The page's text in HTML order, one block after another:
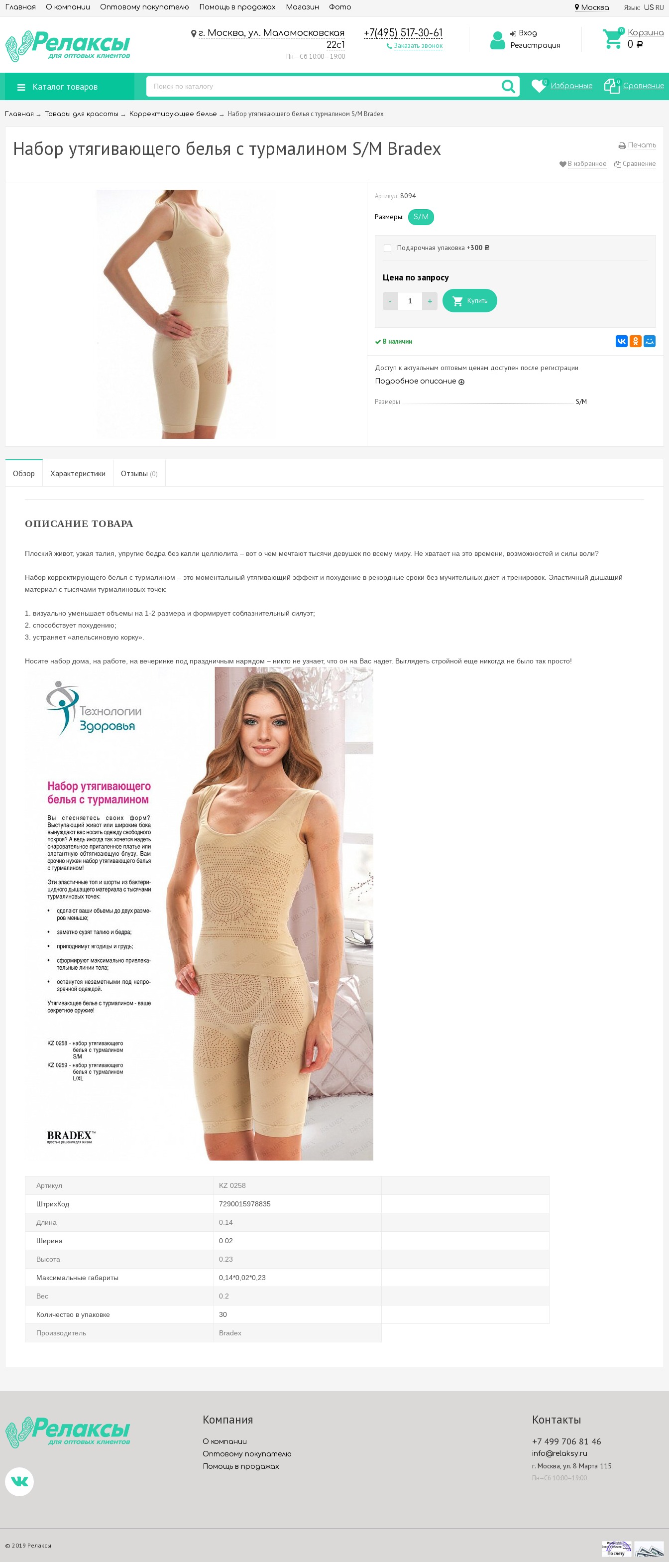
Москва Язык: US RU
Главная О компании Оптовому покупателю Помощь в продажах Магазин Фото
г. Москва, ул. Маломосковская
22с1
Пн—Сб 10:00—19:00
+7(495) 517-30-61
Заказать звонок
Вход
Регистрация
0 Корзина
0 Р
Каталог товаров 0 Избранные 0 Сравнение
Главная → Товары для красоты → Корректирующее белье → Набор утягивающего белья с турмалином S/M Bradex
Печать
Набор утягивающего белья с турмалином S/M Bradex
В избранное Сравнение
Артикул: 8094
Размеры: S/M
Подарочная упаковка +300 Р
Цена по запросу
- + Купить
В наличии
Доступ к актуальным оптовым ценам доступен после регистрации
Подробное описание
Размеры S/M
Обзор Характеристики Отзывы (0)
ОПИСАНИЕ ТОВАРА
Плоский живот, узкая талия, упругие бедра без капли целлюлита – вот о чем мечтают тысячи девушек по всему миру. Не хватает на это времени, возможностей и силы воли?
Набор корректирующего белья с турмалином – это моментальный утягивающий эффект и похудение в рекордные сроки без мучительных диет и тренировок. Эластичный дышащий
материал с тысячами турмалиновых точек:
1. визуально уменьшает объемы на 1-2 размера и формирует соблазнительный силуэт;
2. способствует похудению;
3. устраняет «апельсиновую корку».
Носите набор дома, на работе, на вечеринке под праздничным нарядом – никто не узнает, что он на Вас надет. Выглядеть стройной еще никогда не было так просто!
Артикул KZ 0258
ШтрихКод 7290015978835
Длина 0.14
Ширина 0.02
Высота 0.23
Максимальные габариты 0,14*0,02*0,23
Вес 0.2
Количество в упаковке 30
Производитель Bradex
Компания
О компании
Оптовому покупателю
Помощь в продажах
Контакты
+7 499 706 81 46
info@relaksy.ru
г. Москва, ул. 8 Марта 115
Пн—Сб 10:00—19:00
© 2019 Релаксы